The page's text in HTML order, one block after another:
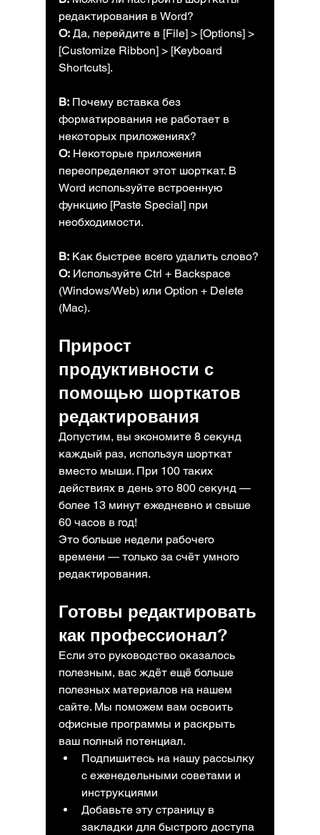
редактирования в Word?
О: Да, перейдите в [File] > [Options] >
[Customize Ribbon] > [Keyboard
Shortcuts].
В: Почему вставка без
форматирования не работает в
некоторых приложениях?
О: Некоторые приложения
переопределяют этот шорткат. В
Word используйте встроенную
функцию [Paste Special] при
необходимости.
В: Как быстрее всего удалить слово?
О: Используйте Ctrl + Backspace
(Windows/Web) или Option + Delete
(Mac).
Прирост
продуктивности с
помощью шорткатов
редактирования
Допустим, вы экономите 8 секунд
каждый раз, используя шорткат
вместо мыши. При 100 таких
действиях в день это 800 секунд —
более 13 минут ежедневно и свыше
60 часов в год!
Это больше недели рабочего
времени — только за счёт умного
редактирования.
Готовы редактировать
как профессионал?
Если это руководство оказалось
полезным, вас ждёт ещё больше
полезных материалов на нашем
сайте. Мы поможем вам освоить
офисные программы и раскрыть
ваш полный потенциал.
Подпишитесь на нашу рассылку
с еженедельными советами и
инструкциями
Добавьте эту страницу в
закладки для быстрого доступа